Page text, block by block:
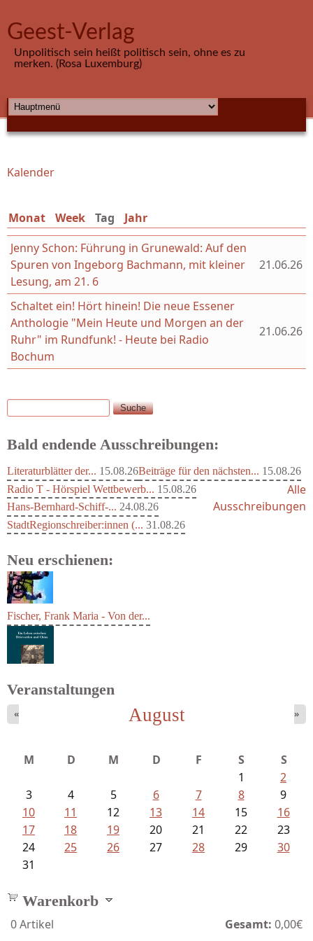
Geest-Verlag
Unpolitisch sein heißt politisch sein, ohne es zu
merken. (Rosa Luxemburg)
HAUPTMENÜ
Sie sind hier
Kalender
Monat Week Tag (aktiver Reiter)
Jahr
Jenny Schon: Führung in Grunewald: Auf den
Spuren von Ingeborg Bachmann, mit kleiner
Lesung, am 21. 6
21.06.26
Schaltet ein! Hört hinein! Die neue Essener
Anthologie "Mein Heute und Morgen an der
Ruhr" im Rundfunk! - Heute bei Radio
Bochum
21.06.26
Suchformular
Suche
Bald endende Ausschreibungen:
Literaturblätter der... 15.08.26Beiträge für den nächsten... 15.08.26
Radio T - Hörspiel Wettbewerb... 15.08.26
Hans-Bernhard-Schiff-... 24.08.26
StadtRegionschreiber:innen (... 31.08.26
Alle
Ausschreibungen
Neu erschienen:
Fischer, Frank Maria - Von der...
Veranstaltungen
August
« »
M D M D F S
S
1
2
3
4 5 6 7 8
9
10
11 12 13 14 15
16
17
18 19 20 21 22
23
24
25 26 27 28 29
30
31
Warenkorb
0Artikel Gesamt: 0,00€